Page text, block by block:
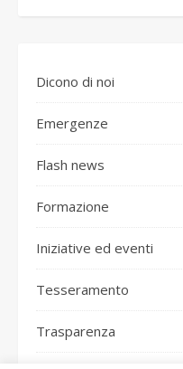
Dicono di noi
Emergenze
Flash news
Formazione
Iniziative ed eventi
Tesseramento
Trasparenza